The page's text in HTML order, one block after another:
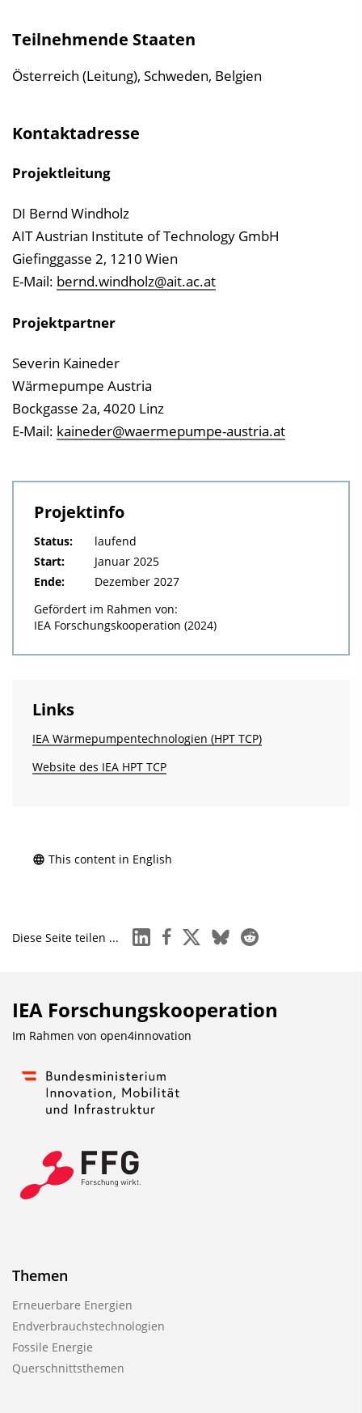
Teilnehmende Staaten
Österreich (Leitung), Schweden, Belgien
Kontaktadresse
Projektleitung
DI Bernd Windholz
AIT Austrian Institute of Technology GmbH
Giefinggasse 2, 1210 Wien
E-Mail: bernd.windholz@ait.ac.at
Projektpartner
Severin Kaineder
Wärmepumpe Austria
Bockgasse 2a, 4020 Linz
E-Mail: kaineder@waermepumpe-austria.at
Projektinfo
Status:
laufend
Start:
Januar 2025
Ende:
Dezember 2027
Gefördert im Rahmen von:
IEA Forschungskooperation (2024)
Links
IEA Wärmepumpentechnologien (HPT TCP)
Website des IEA HPT TCP
This content in English
Diese Seite teilen ... linkedinfacebook
x blueskyreddit
IEA Forschungs­kooperation
Im Rahmen von open4innovation
Themen
Erneuerbare Energien
Endverbrauchstechnologien
Fossile Energie
Querschnittsthemen